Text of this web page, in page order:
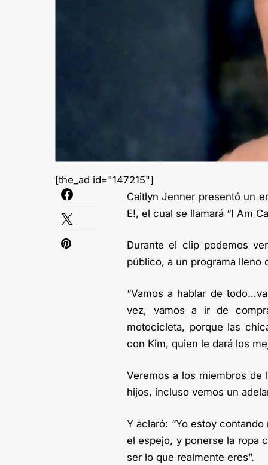
[the_ad id="147215"]
Caitlyn Jenner presentó un
E!, el cual se llamará “I Am
Durante el clip podemos
público, a un programa lleno
“Vamos a hablar de
vez, vamos a ir de
motocicleta, porque las
con Kim, quien le dará los
Veremos a los miembros de
hijos, incluso vemos un
Y aclaró: “Yo estoy
el espejo, y ponerse la ropa
ser lo que realmente eres”.